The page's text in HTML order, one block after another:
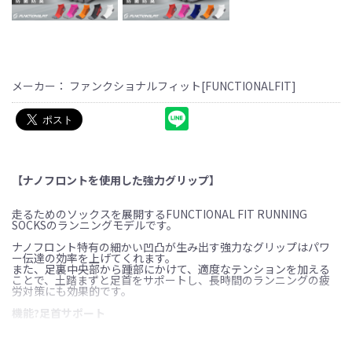
メーカー： ファンクショナルフィット[FUNCTIONALFIT]
【ナノフロントを使用した強力グリップ】
走るためのソックスを展開するFUNCTIONAL FIT RUNNING
SOCKSのランニングモデルです。
ナノフロント特有の細かい凹凸が生み出す強力なグリップはパワ
ー伝達の効率を上げてくれます。
また、足裏中央部から踵部にかけて、適度なテンションを加える
ことで、土踏まずと足首をサポートし、長時間のランニングの疲
労対策にも効果的です。
機能?足首サポート